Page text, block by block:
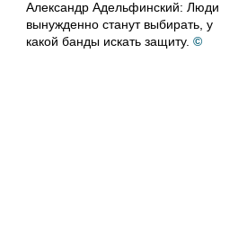
Александр Адельфинский: Люди
вынужденно станут выбирать, у
какой банды искать защиту. ©